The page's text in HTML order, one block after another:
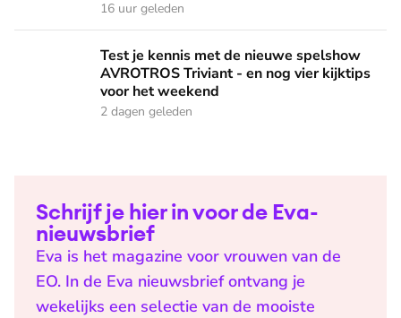
16 uur geleden
Test je kennis met de nieuwe spelshow AVROTROS
Test je kennis met de nieuwe spelshow
AVROTROS Triviant - en nog vier kijktips
voor het weekend
2 dagen geleden
Schrijf je hier in voor de Eva-
nieuwsbrief
Eva is het magazine voor vrouwen van de
EO. In de Eva nieuwsbrief ontvang je
wekelijks een selectie van de mooiste